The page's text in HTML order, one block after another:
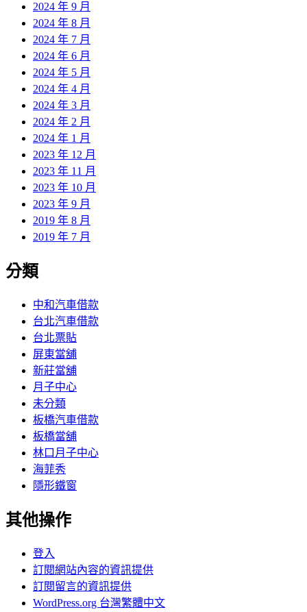
2024 年 9 月
2024 年 8 月
2024 年 7 月
2024 年 6 月
2024 年 5 月
2024 年 4 月
2024 年 3 月
2024 年 2 月
2024 年 1 月
2023 年 12 月
2023 年 11 月
2023 年 10 月
2023 年 9 月
2019 年 8 月
2019 年 7 月
分類
中和汽車借款
台北汽車借款
台北票貼
屏東當舖
新莊當舖
月子中心
未分類
板橋汽車借款
板橋當舖
林口月子中心
海菲秀
隱形鐵窗
其他操作
登入
訂閱網站內容的資訊提供
訂閱留言的資訊提供
WordPress.org 台灣繁體中文